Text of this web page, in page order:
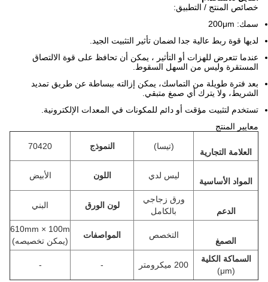
خصائص المنتج / التطبيق:
سمك: 200 μm
لديها قوة ربط عالية جدا لضمان تأثير التثبيت الجيد.
عندما تتعرض للهزات أو التأثير ، يمكن أن تحافظ على قوة الالتصاق
المستقرة وليس من السهل السقوط.
بعد فترة طويلة من التماسك، يمكن إزالته ببساطة عن طريق تمديد
الشريط، ولا يترك أي صمغ متبقي.
تستخدم لتثبيت مؤقت أو دائم للمكونات في المعدات الإلكترونية.
معايير المنتج
العلامة التجارية
(تيسا) النموذج 70420
المواد الأساسية
ليس لدي اللون الأبيض
الدعم
ورق زجاجي
بالكامل
لون الورق البني
الصمغ
التخصص المواصفات
610mm × 100m
(يمكن تخصيصه)
السماكة الكلية
(
μm
)
200 ميكرومتر -
-